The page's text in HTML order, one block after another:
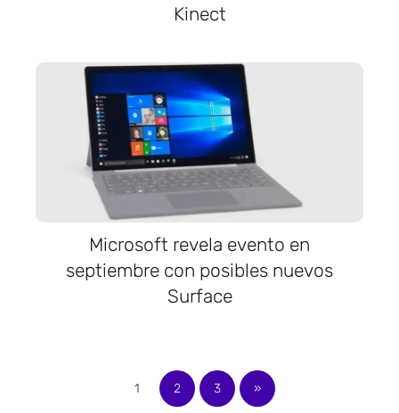
Kinect
Microsoft revela evento en
septiembre con posibles nuevos
Surface
1 2 3 »